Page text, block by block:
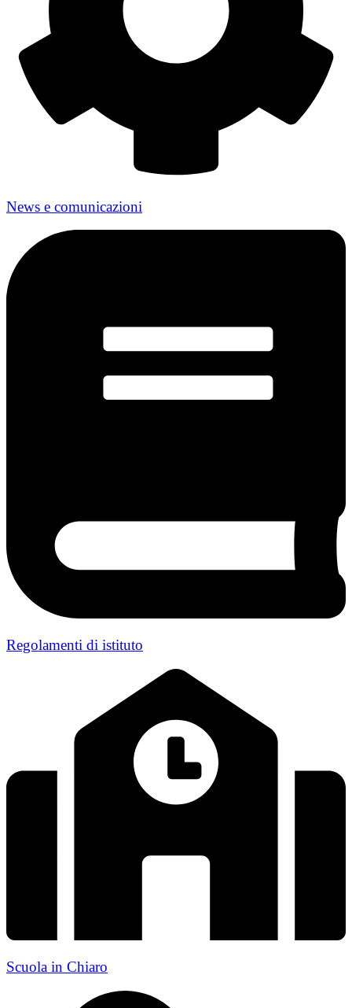
News e comunicazioni
Regolamenti di istituto
Scuola in Chiaro